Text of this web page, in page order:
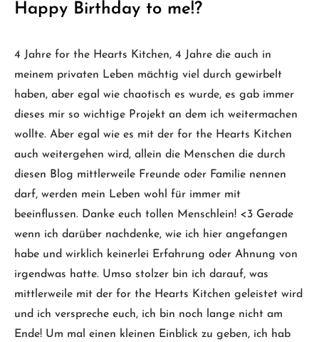
Happy Birthday to me!?
4 Jahre for the Hearts Kitchen, 4 Jahre die auch in
meinem privaten Leben mächtig viel durch gewirbelt
haben, aber egal wie chaotisch es wurde, es gab immer
dieses mir so wichtige Projekt an dem ich weitermachen
wollte. Aber egal wie es mit der for the Hearts Kitchen
auch weitergehen wird, allein die Menschen die durch
diesen Blog mittlerweile Freunde oder Familie nennen
darf, werden mein Leben wohl für immer mit
beeinflussen. Danke euch tollen Menschlein! <3 Gerade
wenn ich darüber nachdenke, wie ich hier angefangen
habe und wirklich keinerlei Erfahrung oder Ahnung von
irgendwas hatte. Umso stolzer bin ich darauf, was
mittlerweile mit der for the Hearts Kitchen geleistet wird
und ich verspreche euch, ich bin noch lange nicht am
Ende! Um mal einen kleinen Einblick zu geben, ich hab